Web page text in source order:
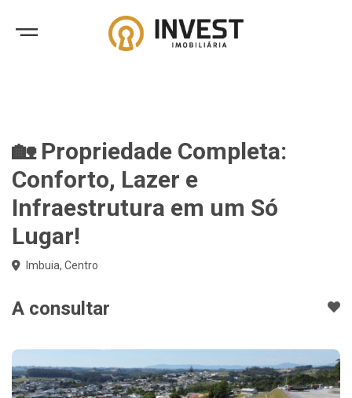
🏡 Propriedade Completa:
Conforto, Lazer e
Infraestrutura em um Só
Lugar!
Imbuia, Centro
A consultar